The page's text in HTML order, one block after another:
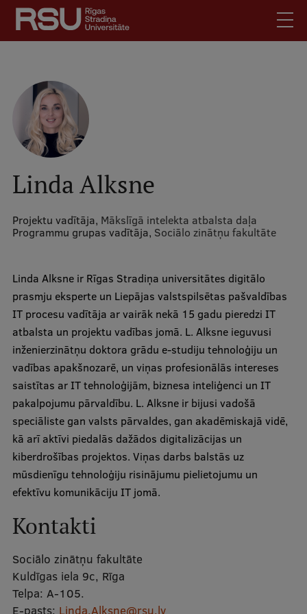
Pārlekt
galveno
saturu
Latviski
Mobile
augšējā
izvēlne
Skolēniem
Studentiem
Darbiniekiem
Darba devējiem
Bibliotēka
Vakances
Mobile
galvenā
izvēlne
Studiju iespējas
Pamatstudiju programmas
Maģistra studiju programmas
Doktorantūra
Rezidentūra
Praktiska informācija
Par RSU
Linda Alksne
Projektu vadītāja, Mākslīgā intelekta atbalsta daļa
Programmu grupas vadītāja, Sociālo zinātņu fakultāte
Linda Alksne ir Rīgas Stradiņa universitātes digitālo
prasmju eksperte un Liepājas valstspilsētas pašvaldības
IT procesu vadītāja ar vairāk nekā 15 gadu pieredzi IT
atbalsta un projektu vadības jomā. L. Alksne ieguvusi
inženierzinātņu doktora grādu e-studiju tehnoloģiju un
vadības apakšnozarē, un viņas profesionālās intereses
saistītas ar IT tehnoloģijām, biznesa inteliģenci un IT
pakalpojumu pārvaldību. L. Alksne ir bijusi vadošā
speciāliste gan valsts pārvaldes, gan akadēmiskajā vidē,
kā arī aktīvi piedalās dažādos digitalizācijas un
kiberdrošības projektos. Viņas darbs balstās uz
mūsdienīgu tehnoloģiju risinājumu pielietojumu un
efektīvu komunikāciju IT jomā.
Kontakti
Sociālo zinātņu fakultāte
Kuldīgas iela 9c, Rīga
Telpa: A-105.
E-pasts: Linda.Alksne@rsu.lv